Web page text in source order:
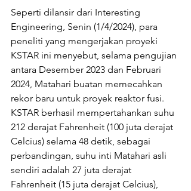
Seperti dilansir dari Interesting
Engineering, Senin (1/4/2024), para
peneliti yang mengerjakan proyeki
KSTAR ini menyebut, selama pengujian
antara Desember 2023 dan Februari
2024, Matahari buatan memecahkan
rekor baru untuk proyek reaktor fusi.
KSTAR berhasil mempertahankan suhu
212 derajat Fahrenheit (100 juta derajat
Celcius) selama 48 detik, sebagai
perbandingan, suhu inti Matahari asli
sendiri adalah 27 juta derajat
Fahrenheit (15 juta derajat Celcius),